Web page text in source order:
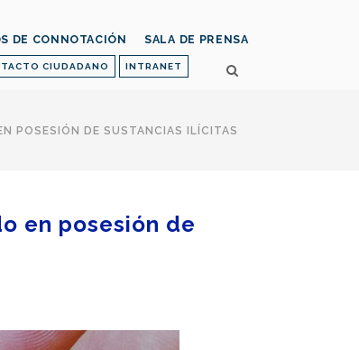
CIUDADANO INTRANET
DE CONNOTACIÓN SALA DE PRENSA
POSESIÓN DE SUSTANCIAS ILÍCITAS
en posesión de